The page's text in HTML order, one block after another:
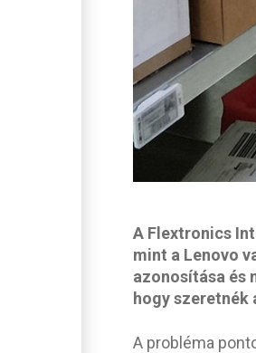
A Flextronics
mint a Lenovo
azonosítása és
hogy
A probléma